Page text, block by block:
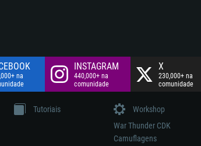
na
INSTAGRAM
440,000+ na
comunidade
X
230,000+ na
comunidade
Tutoriais
Workshop
War Thunder CDK
Camuflagens